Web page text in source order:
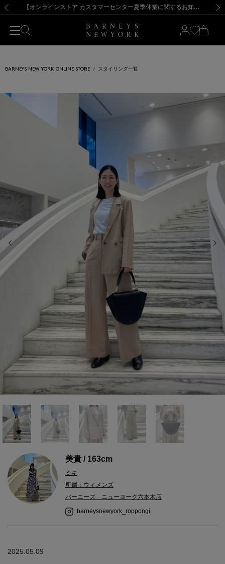
新規登録のお客様も対象！＜MY BARNEYS＞会員のお客様は11,000円（税込）以上のお買上げで常時送料無料！お買い物の際は会員登録を！
【夏季休業に伴う出荷一時停止のお知らせ】(2026.8.7) 【オンラインストア カスタマーセンター夏季休業に関するお知らせ】（2026.8.7）
【夏季休業に伴う返品・交換承り一時停止のお知らせ】（2026.8.5）
熊本県を中心とした地震の影響によるお荷物のお届けについて
【開催中】SUMMER SALEのご案内・ご注意事項 新規登録のお客様も対象！＜MY BARNEYS＞会員のお客様は11,000円（税込）以上のお買上げで常時送料無料！お買い物の際は会員登録を！
【夏季休業に伴う出荷一時停止のお知らせ】(2026.8.7)
BARNEYS NEW YORK ONLINE STORE スタイリング一覧
前の画像 次
美貴 / 163cm
ミキ
所属：ウィメンズ
バーニーズ ニューヨーク六本木店
barneysnewyork_roppongi
2025.05.09